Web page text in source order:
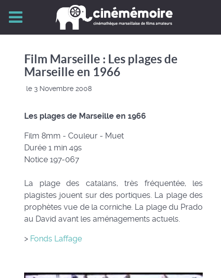
Film Marseille : Les plages de
Marseille en 1966
le 3 Novembre 2008
Les plages de Marseille en 1966
Film 8mm - Couleur - Muet
Durée 1 min 49s
Notice 197-067
La plage des catalans, très fréquentée, les
plagistes jouent sur des portiques. La plage des
prophètes vue de la corniche. La plage du Prado
au David avant les aménagements actuels.
> Fonds Laffage